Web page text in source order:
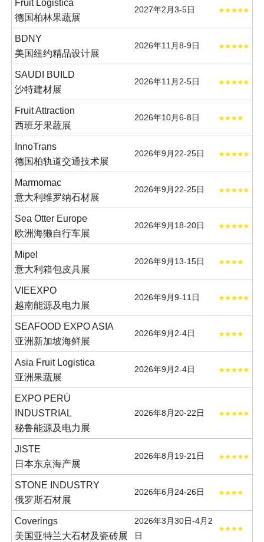
Fruit Logistica
德国柏林果蔬展
2027年2月3-5日
BDNY
美国纽约精品设计展
2026年11月8-9日
SAUDI BUILD
沙特建材展
2026年11月2-5日
Fruit Attraction
西班牙果蔬展
2026年10月6-8日
InnoTrans
德国柏轨道交通技术展
2026年9月22-25日
Marmomac
意大利维罗纳石材展
2026年9月22-25日
Sea Otter Europe
欧洲海獭自行车展
2026年9月18-20日
Mipel
意大利箱包皮具展
2026年9月13-15日
VIEEXPO
越南能源及电力展
2026年9月9-11日
SEAFOOD EXPO ASIA
亚洲新加坡海鲜展
2026年9月2-4日
Asia Fruit Logistica
亚洲果蔬展
2026年9月2-4日
EXPO PERÚ
INDUSTRIAL
秘鲁能源及电力展
2026年8月20-22日
JISTE
日本东京海产展
2026年8月19-21日
STONE INDUSTRY
俄罗斯石材展
2026年6月24-26日
Coverings
美国亚特兰大石材及瓷砖展
2026年3月30日-4月2
日